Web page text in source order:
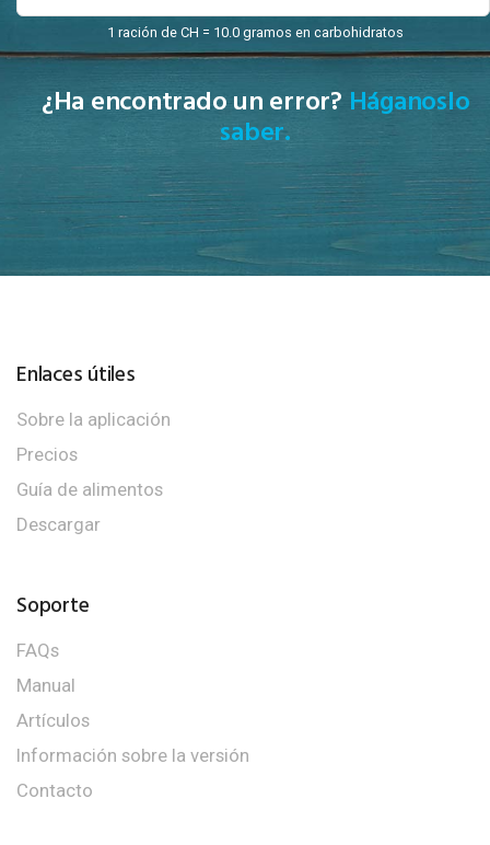
1 ración de CH = 10.0 gramos en carbohidratos
¿Ha encontrado un error? Háganoslo
saber.
Enlaces útiles
Sobre la aplicación
Precios
Guía de alimentos
Descargar
Soporte
FAQs
Manual
Artículos
Información sobre la versión
Contacto